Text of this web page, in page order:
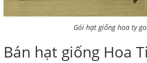
Gói hạt giống hoa ty
Bán hạt giống Hoa